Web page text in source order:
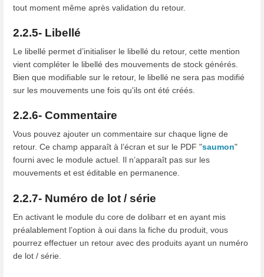
tout moment même après validation du retour.
2.2.5- Libellé
Le libellé permet d’initialiser le libellé du retour, cette mention
vient compléter le libellé des mouvements de stock générés.
Bien que modifiable sur le retour, le libellé ne sera pas modifié
sur les mouvements une fois qu'ils ont été créés.
2.2.6- Commentaire
Vous pouvez ajouter un commentaire sur chaque ligne de
retour. Ce champ apparaît à l’écran et sur le PDF "saumon"
fourni avec le module actuel. Il n’apparaît pas sur les
mouvements et est éditable en permanence.
2.2.7- Numéro de lot / série
En activant le module du core de dolibarr et en ayant mis
préalablement l’option à oui dans la fiche du produit, vous
pourrez effectuer un retour avec des produits ayant un numéro
de lot / série.